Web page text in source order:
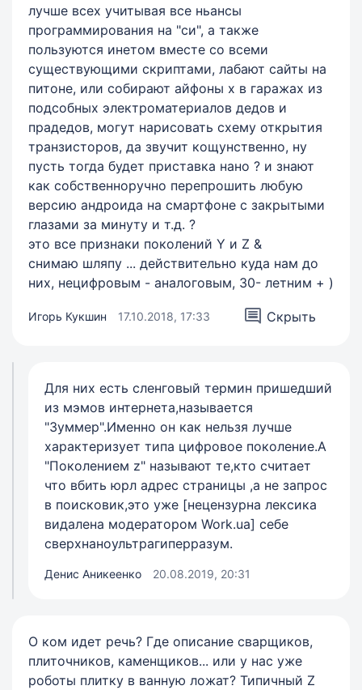
лучше всех учитывая все ньансы
программирования на "си", а также
пользуются инетом вместе со всеми
существующими скриптами, лабают сайты на
питоне, или собирают айфоны х в гаражах из
подсобных электроматериалов дедов и
прадедов, могут нарисовать схему открытия
транзисторов, да звучит кощунственно, ну
пусть тогда будет приставка нано ? и знают
как собственноручно перепрошить любую
версию андроида на смартфоне с закрытыми
глазами за минуту и т.д. ?
это все признаки поколений Y и Z &
снимаю шляпу ... действительно куда нам до
них, нецифровым - аналоговым, 30- летним + )
Игорь Кукшин 17.10.2018, 17:33 Скрыть
Для них есть сленговый термин пришедший
из мэмов интернета,называется
"Зуммер".Именно он как нельзя лучше
характеризует типа цифровое поколение.А
"Поколением z" называют те,кто считает
что вбить юрл адрес страницы ,а не запрос
в поисковик,это уже [нецензурна лексика
видалена модератором Work.ua] себе
сверхнаноультрагиперразум.
Денис Аникеенко 20.08.2019, 20:31
О ком идет речь? Где описание сварщиков,
плиточников, каменщиков... или у нас уже
роботы плитку в ванную ложат? Типичный Z